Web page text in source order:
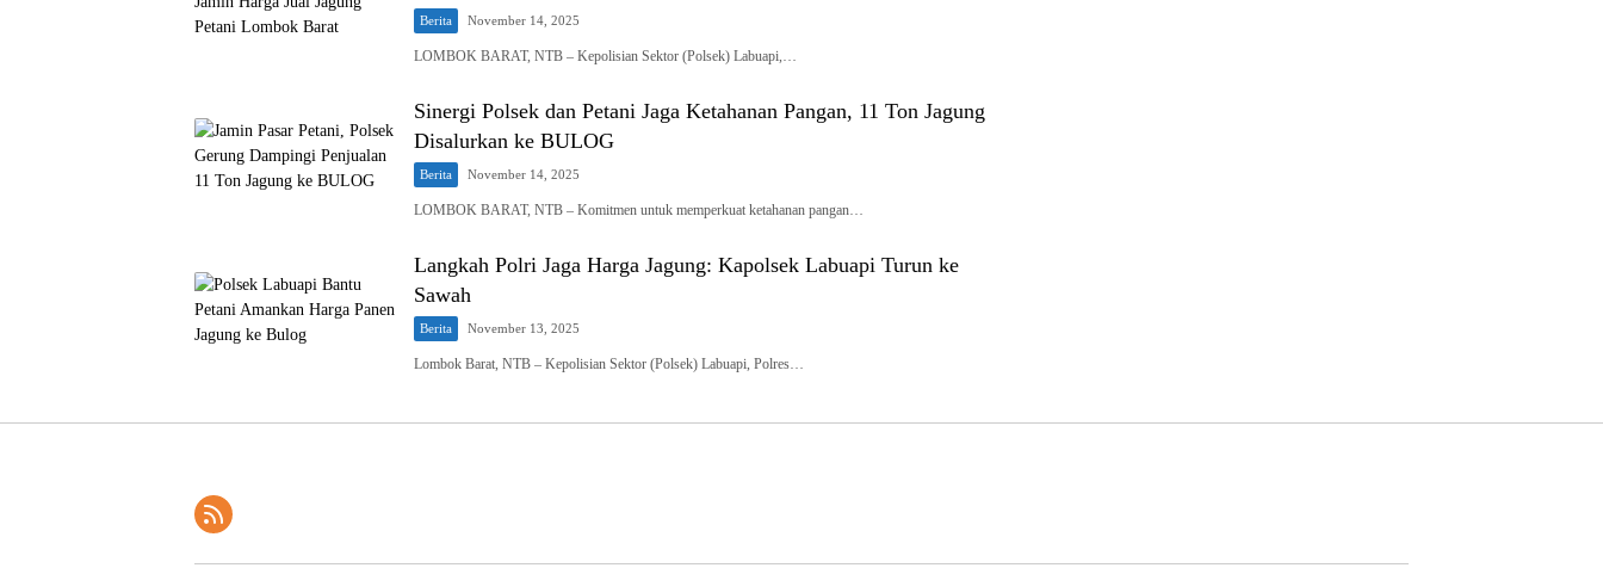
Berita November 14, 2025
LOMBOK BARAT, NTB – Kepolisian Sektor (Polsek) Labuapi,…
Sinergi Polsek dan Petani Jaga Ketahanan Pangan, 11 Ton Jagung
Disalurkan ke BULOG
Berita November 14, 2025
LOMBOK BARAT, NTB – Komitmen untuk memperkuat ketahanan pangan…
Langkah Polri Jaga Harga Jagung: Kapolsek Labuapi Turun ke
Sawah
Berita November 13, 2025
Lombok Barat, NTB – Kepolisian Sektor (Polsek) Labuapi, Polres…